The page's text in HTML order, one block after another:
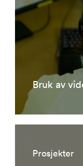
Bruk av
Prosjekter